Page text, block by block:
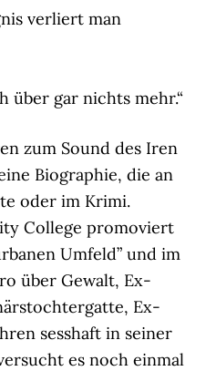
verliert man
über gar nichts mehr.“
zum Sound des Iren
Biographie, die an
oder im Krimi.
College promoviert
Umfeld” und im
über Gewalt, Ex-
Ex-
sesshaft in seiner
es noch einmal